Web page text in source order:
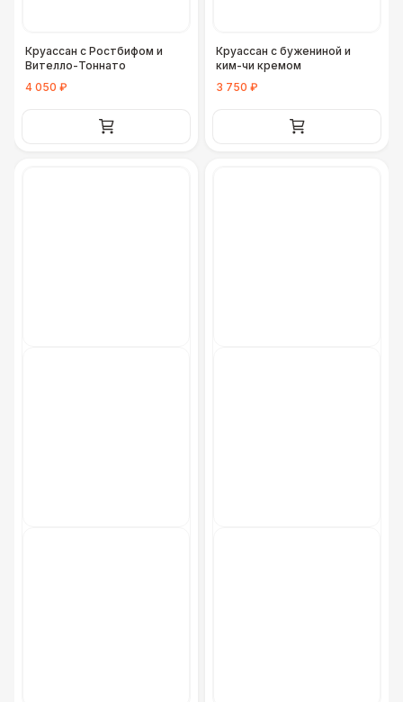
Круассан с Ростбифом и
Вителло-Тоннато
4 050 ₽
Круассан с бужениной и
ким-чи кремом
3 750 ₽